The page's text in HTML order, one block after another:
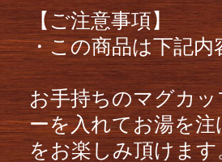
【ご注意事項】
・この商品は下記
お手持ちのマグカ
ーを入れてお湯を
をお楽しみ頂けま